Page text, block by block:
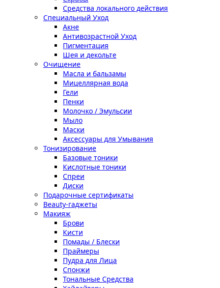
Средства локального действия
Специальный Уход
Акне
Антивозрастной Уход
Пигментация
Шея и декольте
Очищение
Масла и бальзамы
Мицеллярная вода
Гели
Пенки
Молочко / Эмульсии
Мыло
Маски
Аксессуары для Умывания
Тонизирование
Базовые тоники
Кислотные тоники
Спреи
Диски
Подарочные сертификаты
Beauty-гаджеты
Макияж
Брови
Кисти
Помады / Блески
Праймеры
Пудра для Лица
Спонжи
Тональные Средства